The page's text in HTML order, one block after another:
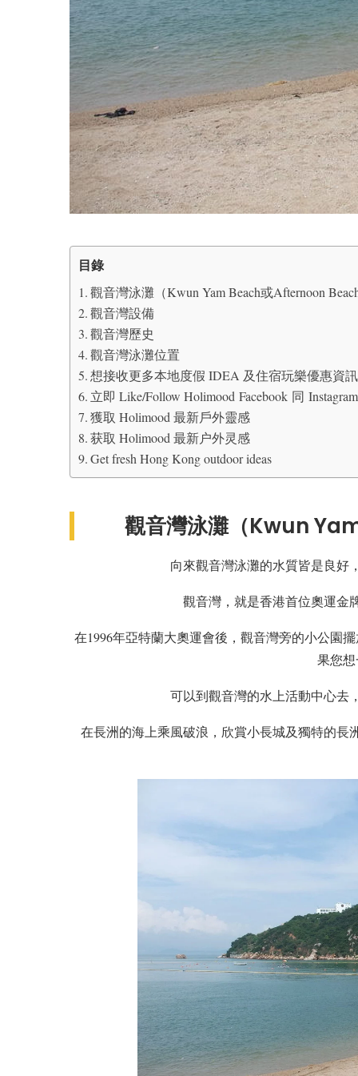
目錄
觀音灣泳灘（Kwun Yam Beach或Afternoon
觀音灣設備
觀音灣歷史
觀音灣泳灘位置
想接收更多本地度假 IDEA 及住宿玩樂優惠資
立即 Like/Follow Holimood Facebook 同
獲取 Holimood 最新戶外靈感
获取 Holimood 最新户外灵感
Get fresh Hong Kong outdoor ideas
觀音灣泳灘（Kwun
向來觀音灣泳灘的水質皆是良好
觀音灣，就是香港首位奧運金
在1996年亞特蘭大奧運會後，觀音灣旁的小公園
果您
可以到觀音灣的水上活動中心去
在長洲的海上乘風破浪，欣賞小長城及獨特的長